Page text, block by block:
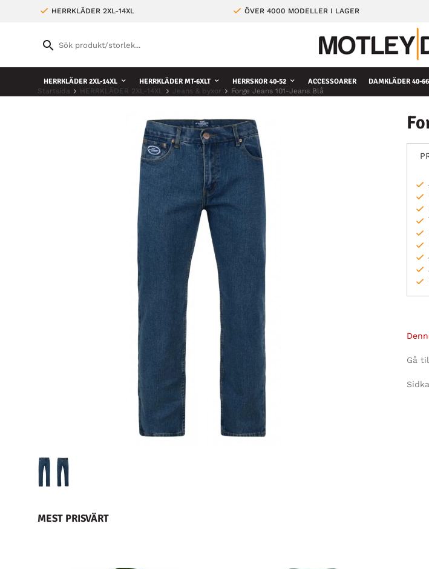
HERRKLÄDER 2XL-14XL ÖVER 4000 MODELLER I LAGER
HERRKLÄDER 2XL-14XL HERRKLÄDER MT-6XLT HERRSKOR 40-52 ACCESSOARER DAMKLÄDER 40-66
Startsida HERRKLÄDER 2XL-14XL Jeans & byxor Forge Jeans 101-Jeans Blå
Gå
MEST PRISVÄRT